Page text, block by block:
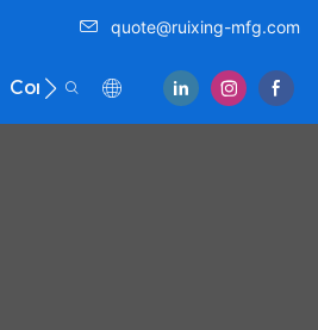
quote@ruixing-mfg.com
Contáctenos